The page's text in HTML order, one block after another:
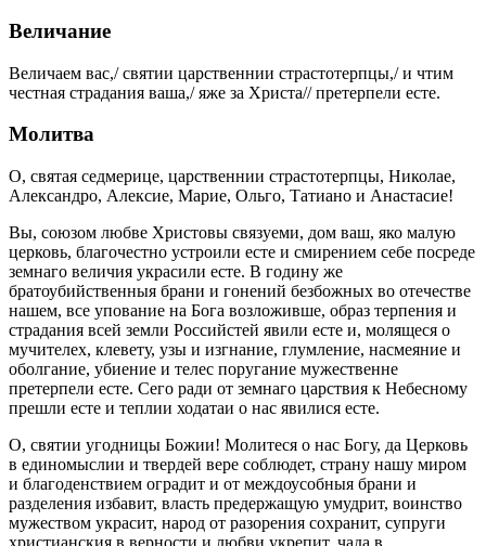
Величание
Величаем вас,/ святии царственнии страстотерпцы,/ и чтим
честная страдания ваша,/ яже за Христа// претерпели есте.
Молитва
О, святая седмерице, царственнии страстотерпцы, Николае,
Александро, Алексие, Марие, Ольго, Татиано и Анастасие!
Вы, союзом любве Христовы связуеми, дом ваш, яко малую
церковь, благочестно устроили есте и смирением себе посреде
земнаго величия украсили есте. В годину же
братоубийственныя брани и гонений безбожных во отечестве
нашем, все упование на Бога возложивше, образ терпения и
страдания всей земли Российстей явили есте и, молящеся о
мучителех, клевету, узы и изгнание, глумление, насмеяние и
оболгание, убиение и телес поругание мужественне
претерпели есте. Сего ради от земнаго царствия к Небесному
прешли есте и теплии ходатаи о нас явилися есте.
О, святии угодницы Божии! Молитеся о нас Богу, да Церковь
в единомыслии и твердей вере соблюдет, страну нашу миром
и благоденствием оградит и от междоусобныя брани и
разделения избавит, власть предержащую умудрит, воинство
мужеством украсит, народ от разорения сохранит, супруги
христианския в верности и любви укрепит, чада в